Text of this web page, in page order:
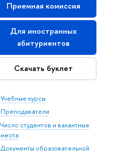
Приемная комиссия
Для иностранных
абитуриентов
Скачать буклет
Учебные курсы
Преподаватели
Число студентов и вакантные
места
Документы образовательной